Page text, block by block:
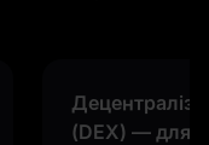
(DEX) — для